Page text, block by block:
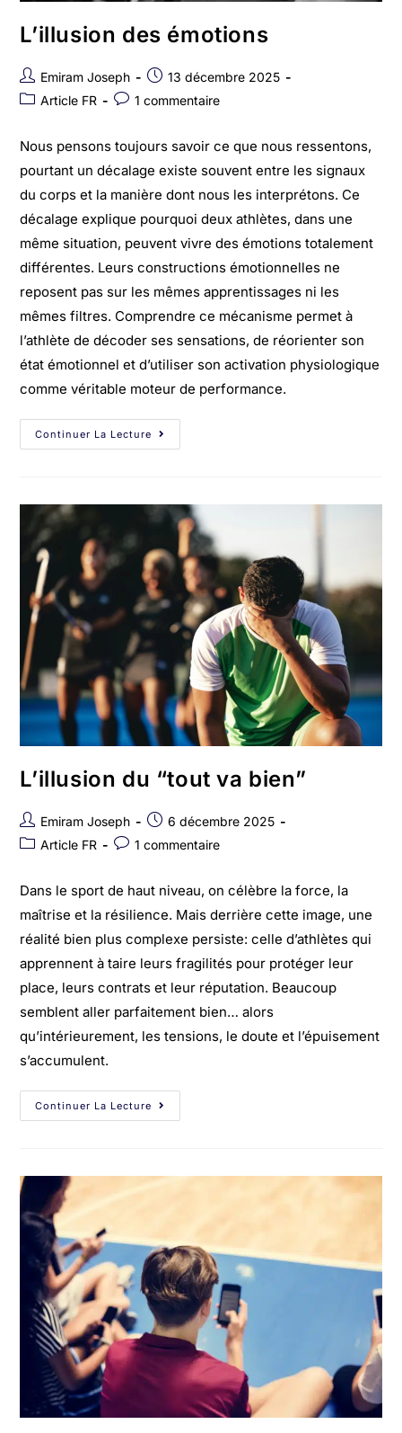
L’illusion des émotions
Emiram Joseph
13 décembre 2025
Article FR
1 commentaire
Nous pensons toujours savoir ce que nous ressentons,
pourtant un décalage existe souvent entre les signaux
du corps et la manière dont nous les interprétons. Ce
décalage explique pourquoi deux athlètes, dans une
même situation, peuvent vivre des émotions totalement
différentes. Leurs constructions émotionnelles ne
reposent pas sur les mêmes apprentissages ni les
mêmes filtres. Comprendre ce mécanisme permet à
l’athlète de décoder ses sensations, de réorienter son
état émotionnel et d’utiliser son activation physiologique
comme véritable moteur de performance.
Continuer La Lecture
L’illusion du “tout va bien”
Emiram Joseph
6 décembre 2025
Article FR
1 commentaire
Dans le sport de haut niveau, on célèbre la force, la
maîtrise et la résilience. Mais derrière cette image, une
réalité bien plus complexe persiste: celle d’athlètes qui
apprennent à taire leurs fragilités pour protéger leur
place, leurs contrats et leur réputation. Beaucoup
semblent aller parfaitement bien… alors
qu’intérieurement, les tensions, le doute et l’épuisement
s’accumulent.
Continuer La Lecture